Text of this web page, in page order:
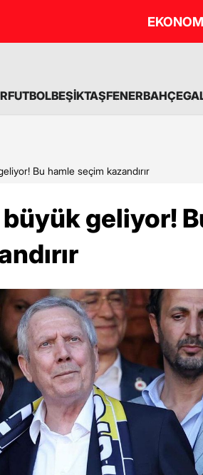
FUTBOLBEŞİKTAŞFENERBAHÇE
Bu hamle seçim kazandırır
büyük geliyor!